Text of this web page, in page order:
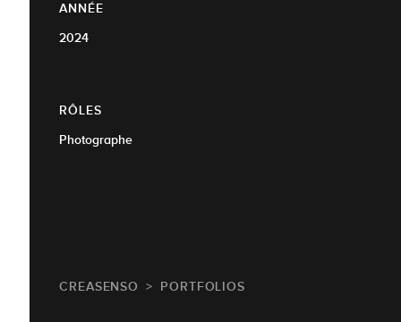
ANNÉE
2024
RÔLES
Photographe
CREASENSO PORTFOLIOS